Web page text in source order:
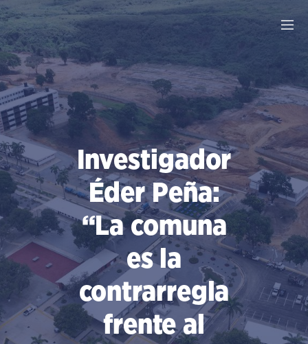
Saltar
al
contenido
Investigador
Éder Peña:
“La comuna
es la
contrarregla
frente al